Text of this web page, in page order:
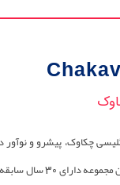
چکاوک، پیشرو و
انگلیسی است. این